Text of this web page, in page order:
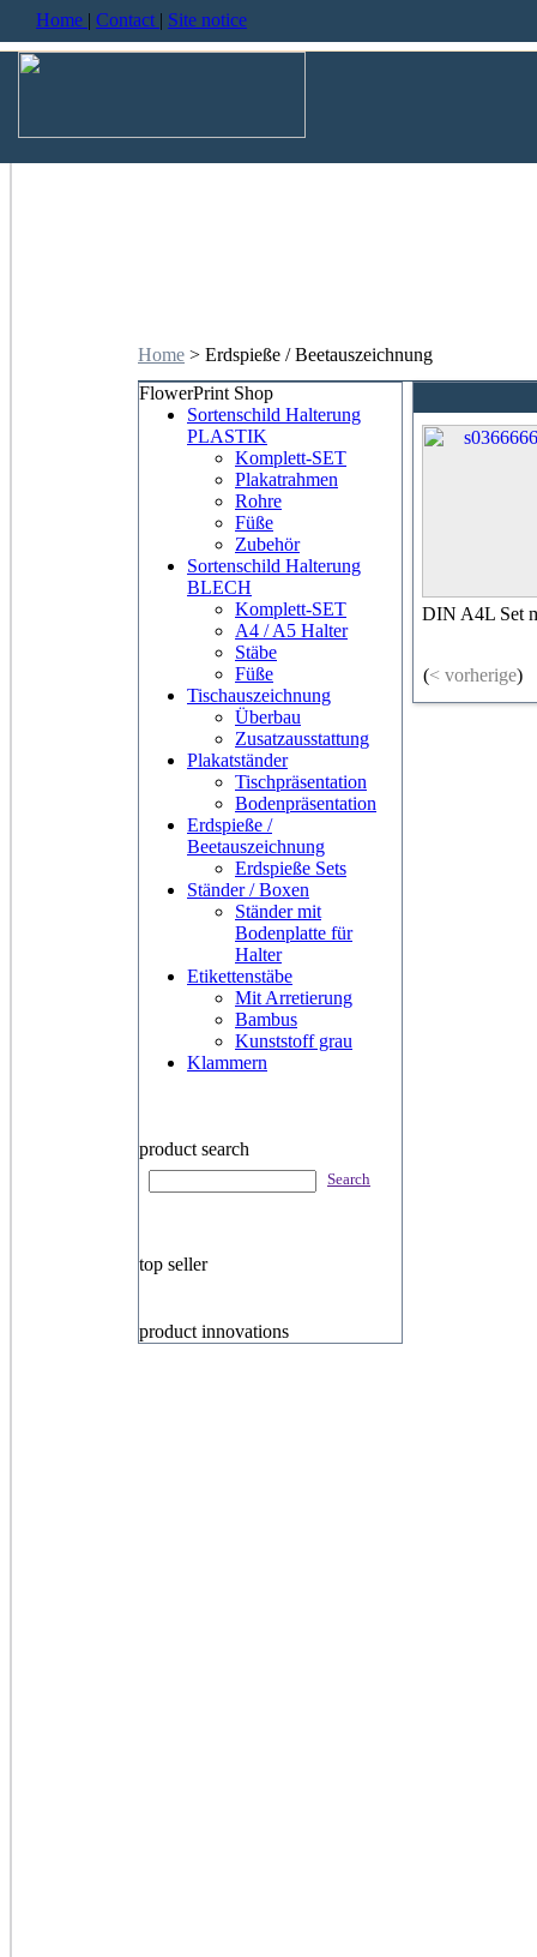
Home | Contact | Site notice
Home > Erdspieße / Beetauszeichnung
FlowerPrint Shop
Sortenschild Halterung
PLASTIK
Komplett-SET
Plakatrahmen
Rohre
Füße
Zubehör
Sortenschild Halterung
BLECH
Komplett-SET
A4 / A5 Halter
Stäbe
Füße
Tischauszeichnung
Überbau
Zusatzausstattung
Plakatständer
Tischpräsentation
Bodenpräsentation
Erdspieße /
Beetauszeichnung
Erdspieße Sets
Ständer / Boxen
Ständer mit
Bodenplatte für
Halter
Etikettenstäbe
Mit Arretierung
Bambus
Kunststoff grau
Klammern
product search
Search
top seller
product innovations
DIN A4L Set
(< vorherige)